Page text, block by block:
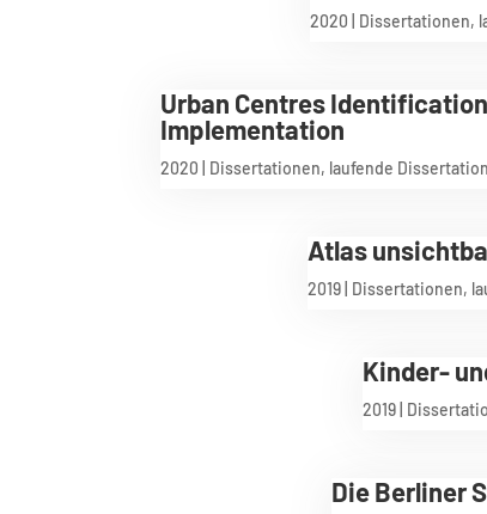
2020 Dissertationen,
Urban Centres
Implementation
2020 Dissertationen, laufende
Atlas
2019 Dissertationen,
Kinder-
2019|
Die Berliner